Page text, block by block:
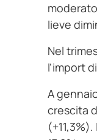
lieve
Nel
l’import
A
crescita